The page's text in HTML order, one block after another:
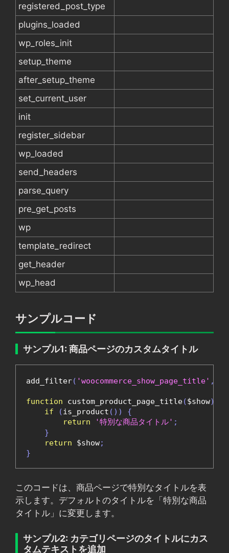
registered_post_type
plugins_loaded
wp_roles_init
setup_theme
after_setup_theme
set_current_user
init
register_sidebar
wp_loaded
send_headers
parse_query
pre_get_posts
wp
template_redirect
get_header
wp_head
サンプルコード
サンプル1: 商品ページのカスタムタイトル
add_filter( 'woocommerce_show_page_title' ,
function custom_product_page_title($show)
if
(is_product ())
{
return
'特別な商品タイトル' ;
}
return $show;
}
このコードは、商品ページで特別なタイトルを表
示します。デフォルトのタイトルを「特別な商品
タイトル」に変更します。
サンプル2: カテゴリページのタイトルにカス
タムテキストを追加